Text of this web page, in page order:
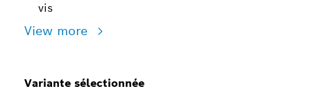
vis
View more
Variante sélectionnée